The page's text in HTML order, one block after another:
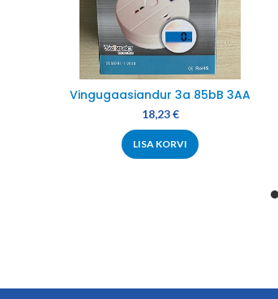
Vingugaasiandur 3a 85bB 3AA
18,23€
LISA KORVI